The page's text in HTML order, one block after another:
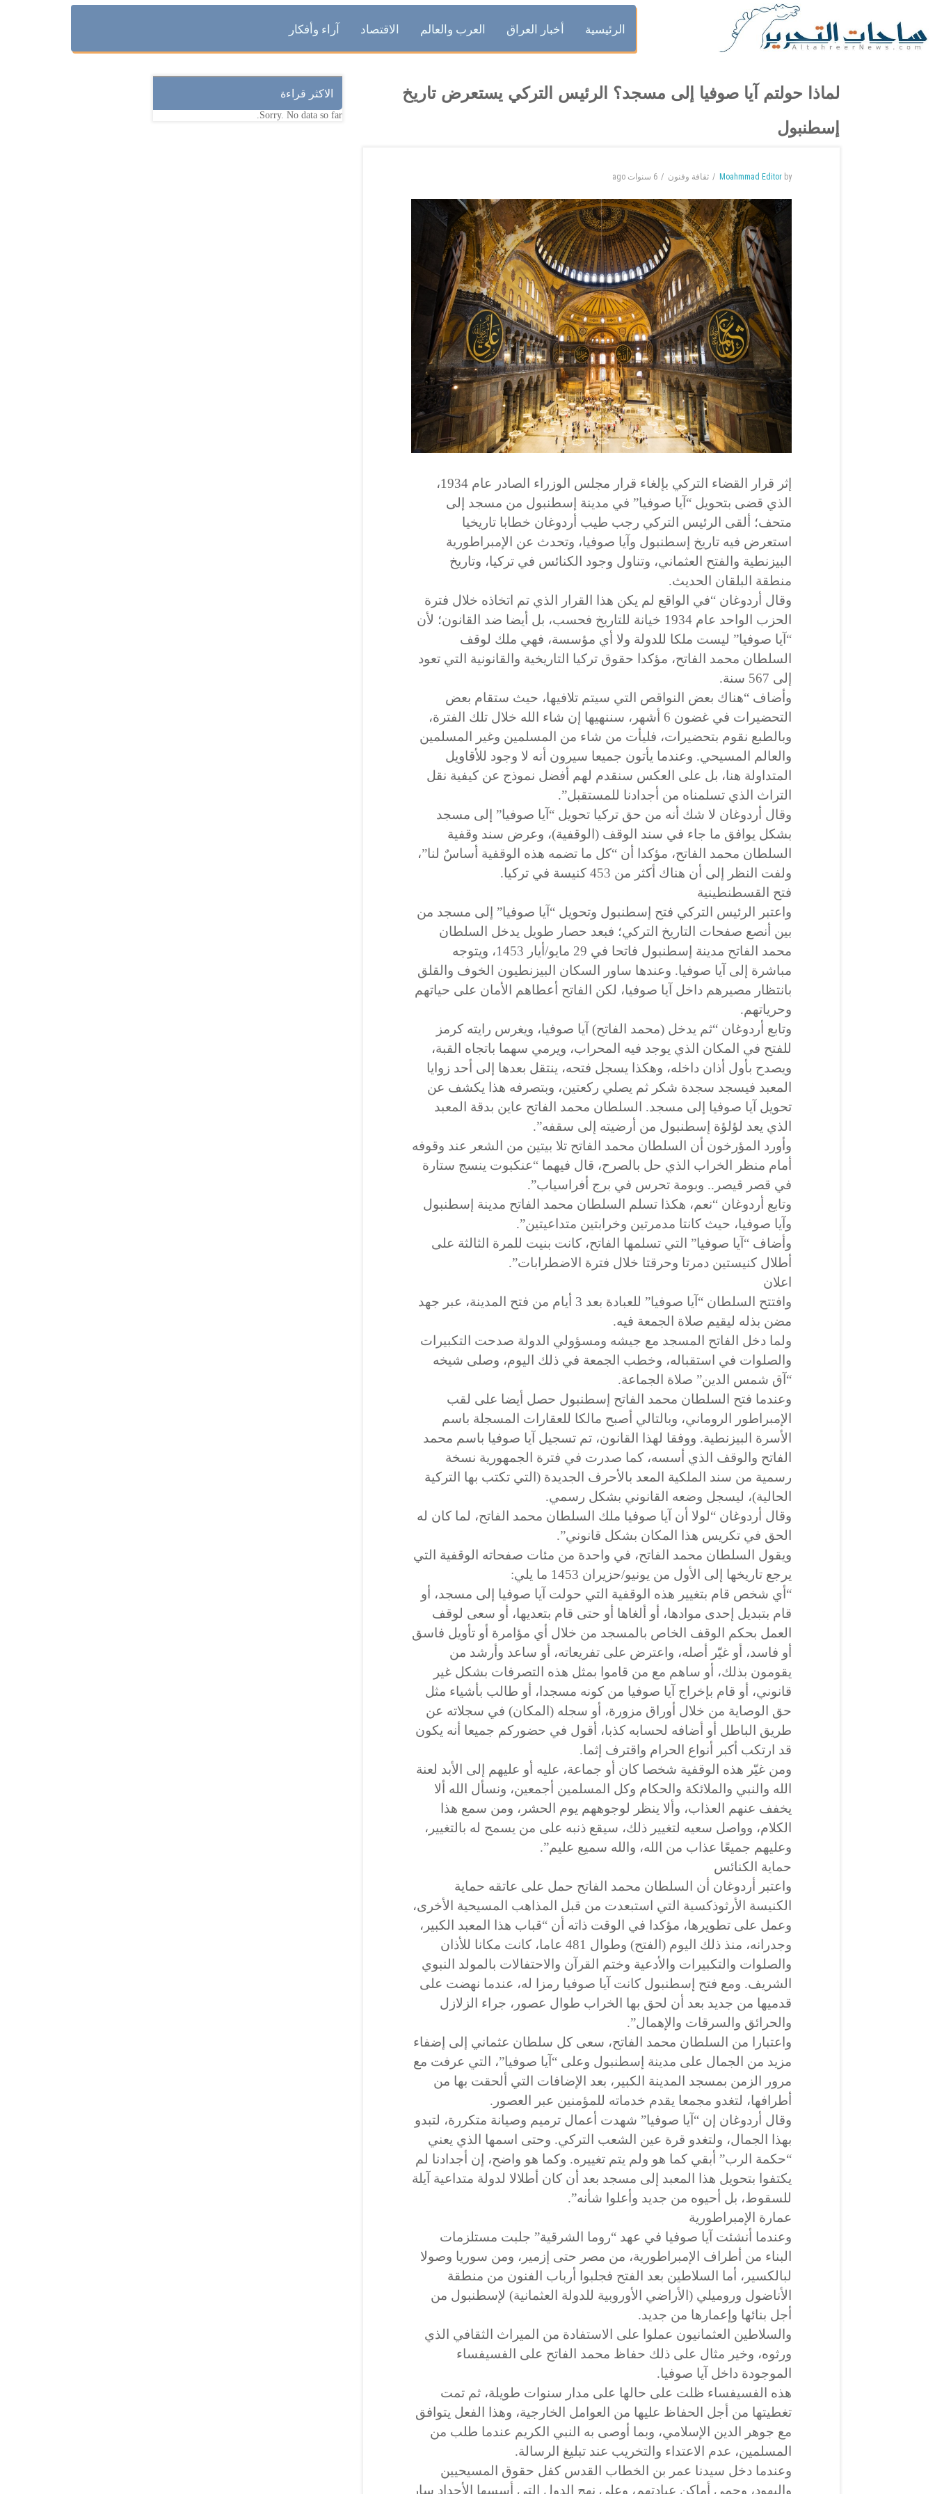
الرئيسية أخبار العراق العرب والعالم الاقتصاد آراء وأفكار
لماذا حولتم آيا صوفيا إلى مسجد؟ الرئيس التركي يستعرض تاريخ
إسطنبول
by
Moahmmad Editor ثقافة وفنون 6 سنوات ago
إثر قرار القضاء التركي بإلغاء قرار مجلس الوزراء الصادر عام 1934،
الذي قضى بتحويل “آيا صوفيا” في مدينة إسطنبول من مسجد إلى
متحف؛ ألقى الرئيس التركي رجب طيب أردوغان خطابا تاريخيا
استعرض فيه تاريخ إسطنبول وآيا صوفيا، وتحدث عن الإمبراطورية
البيزنطية والفتح العثماني، وتناول وجود الكنائس في تركيا، وتاريخ
منطقة البلقان الحديث.
وقال أردوغان “في الواقع لم يكن هذا القرار الذي تم اتخاذه خلال فترة
الحزب الواحد عام 1934 خيانة للتاريخ فحسب، بل أيضا ضد القانون؛ لأن
“آيا صوفيا” ليست ملكا للدولة ولا أي مؤسسة، فهي ملك لوقف
السلطان محمد الفاتح، مؤكدا حقوق تركيا التاريخية والقانونية التي تعود
إلى 567 سنة.
وأضاف “هناك بعض النواقص التي سيتم تلافيها، حيث ستقام بعض
التحضيرات في غضون 6 أشهر، سننهيها إن شاء الله خلال تلك الفترة،
وبالطبع نقوم بتحضيرات، فليأت من شاء من المسلمين وغير المسلمين
والعالم المسيحي. وعندما يأتون جميعا سيرون أنه لا وجود للأقاويل
المتداولة هنا، بل على العكس سنقدم لهم أفضل نموذج عن كيفية نقل
التراث الذي تسلمناه من أجدادنا للمستقبل”.
وقال أردوغان لا شك أنه من حق تركيا تحويل “آيا صوفيا” إلى مسجد
بشكل يوافق ما جاء في سند الوقف (الوقفية)، وعرض سند وقفية
السلطان محمد الفاتح، مؤكدا أن “كل ما تضمه هذه الوقفية أساسٌ لنا”،
ولفت النظر إلى أن هناك أكثر من 453 كنيسة في تركيا.
فتح القسطنطينية
واعتبر الرئيس التركي فتح إسطنبول وتحويل “آيا صوفيا” إلى مسجد من
بين أنصع صفحات التاريخ التركي؛ فبعد حصار طويل يدخل السلطان
محمد الفاتح مدينة إسطنبول فاتحا في 29 مايو/أيار 1453، ويتوجه
مباشرة إلى آيا صوفيا. وعندها ساور السكان البيزنطيون الخوف والقلق
بانتظار مصيرهم داخل آيا صوفيا، لكن الفاتح أعطاهم الأمان على حياتهم
وحرياتهم.
وتابع أردوغان “ثم يدخل (محمد الفاتح) آيا صوفيا، ويغرس رايته كرمز
للفتح في المكان الذي يوجد فيه المحراب، ويرمي سهما باتجاه القبة،
ويصدح بأول أذان داخله، وهكذا يسجل فتحه، ينتقل بعدها إلى أحد زوايا
المعبد فيسجد سجدة شكر ثم يصلي ركعتين، وبتصرفه هذا يكشف عن
تحويل آيا صوفيا إلى مسجد. السلطان محمد الفاتح عاين بدقة المعبد
الذي يعد لؤلؤة إسطنبول من أرضيته إلى سقفه”.
وأورد المؤرخون أن السلطان محمد الفاتح تلا بيتين من الشعر عند وقوفه
أمام منظر الخراب الذي حل بالصرح، قال فيهما “عنكبوت ينسج ستارة
في قصر قيصر.. وبومة تحرس في برج أفراسياب”.
وتابع أردوغان “نعم، هكذا تسلم السلطان محمد الفاتح مدينة إسطنبول
وآيا صوفيا، حيث كانتا مدمرتين وخرابتين متداعيتين”.
وأضاف “آيا صوفيا” التي تسلمها الفاتح، كانت بنيت للمرة الثالثة على
أطلال كنيستين دمرتا وحرقتا خلال فترة الاضطرابات”.
اعلان
وافتتح السلطان “آيا صوفيا” للعبادة بعد 3 أيام من فتح المدينة، عبر جهد
مضن بذله ليقيم صلاة الجمعة فيه.
ولما دخل الفاتح المسجد مع جيشه ومسؤولي الدولة صدحت التكبيرات
والصلوات في استقباله، وخطب الجمعة في ذلك اليوم، وصلى شيخه
“آق شمس الدين” صلاة الجماعة.
وعندما فتح السلطان محمد الفاتح إسطنبول حصل أيضا على لقب
الإمبراطور الروماني، وبالتالي أصبح مالكا للعقارات المسجلة باسم
الأسرة البيزنطية. ووفقا لهذا القانون، تم تسجيل آيا صوفيا باسم محمد
الفاتح والوقف الذي أسسه، كما صدرت في فترة الجمهورية نسخة
رسمية من سند الملكية المعد بالأحرف الجديدة (التي تكتب بها التركية
الحالية)، ليسجل وضعه القانوني بشكل رسمي.
وقال أردوغان “لولا أن آيا صوفيا ملك السلطان محمد الفاتح، لما كان له
الحق في تكريس هذا المكان بشكل قانوني”.
ويقول السلطان محمد الفاتح، في واحدة من مئات صفحاته الوقفية التي
يرجع تاريخها إلى الأول من يونيو/حزيران 1453 ما يلي:
“أي شخص قام بتغيير هذه الوقفية التي حولت آيا صوفيا إلى مسجد، أو
قام بتبديل إحدى موادها، أو ألغاها أو حتى قام بتعديها، أو سعى لوقف
العمل بحكم الوقف الخاص بالمسجد من خلال أي مؤامرة أو تأويل فاسق
أو فاسد، أو غيّر أصله، واعترض على تفريعاته، أو ساعد وأرشد من
يقومون بذلك، أو ساهم مع من قاموا بمثل هذه التصرفات بشكل غير
قانوني، أو قام بإخراج آيا صوفيا من كونه مسجدا، أو طالب بأشياء مثل
حق الوصاية من خلال أوراق مزورة، أو سجله (المكان) في سجلاته عن
طريق الباطل أو أضافه لحسابه كذبا، أقول في حضوركم جميعا أنه يكون
قد ارتكب أكبر أنواع الحرام واقترف إثما.
ومن غيّر هذه الوقفية شخصا كان أو جماعة، عليه أو عليهم إلى الأبد لعنة
الله والنبي والملائكة والحكام وكل المسلمين أجمعين، ونسأل الله ألا
يخفف عنهم العذاب، وألا ينظر لوجوههم يوم الحشر، ومن سمع هذا
الكلام، وواصل سعيه لتغيير ذلك، سيقع ذنبه على من يسمح له بالتغيير،
وعليهم جميعًا عذاب من الله، والله سميع عليم”.
حماية الكنائس
واعتبر أردوغان أن السلطان محمد الفاتح حمل على عاتقه حماية
الكنيسة الأرثوذكسية التي استبعدت من قبل المذاهب المسيحية الأخرى،
وعمل على تطويرها، مؤكدا في الوقت ذاته أن “قباب هذا المعبد الكبير،
وجدرانه، منذ ذلك اليوم (الفتح) وطوال 481 عاما، كانت مكانا للأذان
والصلوات والتكبيرات والأدعية وختم القرآن والاحتفالات بالمولد النبوي
الشريف. ومع فتح إسطنبول كانت آيا صوفيا رمزا له، عندما نهضت على
قدميها من جديد بعد أن لحق بها الخراب طوال عصور، جراء الزلازل
والحرائق والسرقات والإهمال”.
واعتبارا من السلطان محمد الفاتح، سعى كل سلطان عثماني إلى إضفاء
مزيد من الجمال على مدينة إسطنبول وعلى “آيا صوفيا”، التي عرفت مع
مرور الزمن بمسجد المدينة الكبير، بعد الإضافات التي ألحقت بها من
أطرافها، لتغدو مجمعا يقدم خدماته للمؤمنين عبر العصور.
وقال أردوغان إن “آيا صوفيا” شهدت أعمال ترميم وصيانة متكررة، لتبدو
بهذا الجمال، ولتغدو قرة عين الشعب التركي. وحتى اسمها الذي يعني
“حكمة الرب” أبقي كما هو ولم يتم تغييره. وكما هو واضح، إن أجدادنا لم
يكتفوا بتحويل هذا المعبد إلى مسجد بعد أن كان أطلالا لدولة متداعية آيلة
للسقوط، بل أحيوه من جديد وأعلوا شأنه”.
عمارة الإمبراطورية
وعندما أنشئت آيا صوفيا في عهد “روما الشرقية” جلبت مستلزمات
البناء من أطراف الإمبراطورية، من مصر حتى إزمير، ومن سوريا وصولا
لبالكسير، أما السلاطين بعد الفتح فجلبوا أرباب الفنون من منطقة
الأناضول وروميلي (الأراضي الأوروبية للدولة العثمانية) لإسطنبول من
أجل بنائها وإعمارها من جديد.
والسلاطين العثمانيون عملوا على الاستفادة من الميراث الثقافي الذي
ورثوه، وخير مثال على ذلك حفاظ محمد الفاتح على الفسيفساء
الموجودة داخل آيا صوفيا.
هذه الفسيفساء ظلت على حالها على مدار سنوات طويلة، ثم تمت
تغطيتها من أجل الحفاظ عليها من العوامل الخارجية، وهذا الفعل يتوافق
مع جوهر الدين الإسلامي، وبما أوصى به النبي الكريم عندما طلب من
المسلمين، عدم الاعتداء والتخريب عند تبليغ الرسالة.
وعندما دخل سيدنا عمر بن الخطاب القدس كفل حقوق المسيحيين
واليهود، وحمى أماكن عبادتهم، وعلى نهج الدول التي أسسها الأجداد سار
الاكثر قراءة
Sorry. No data so far.